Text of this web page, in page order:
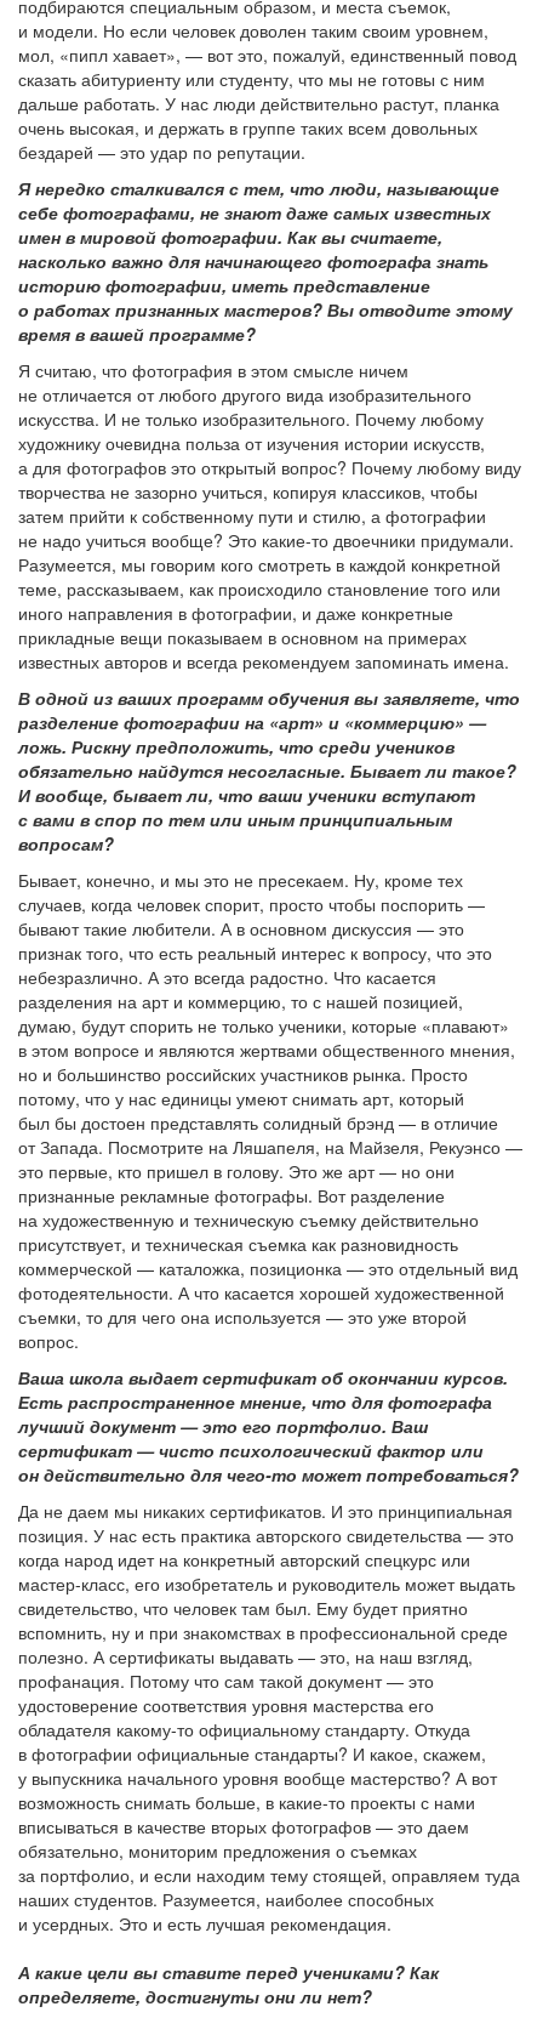
подбираются специальным образом, и места съемок,
и модели. Но если человек доволен таким своим уровнем,
мол, «пипл хавает», — вот это, пожалуй, единственный повод
сказать абитуриенту или студенту, что мы не готовы с ним
дальше работать. У нас люди действительно растут, планка
очень высокая, и держать в группе таких всем довольных
бездарей — это удар по репутации.
Я нередко сталкивался с тем, что люди, называющие
себе фотографами, не знают даже самых известных
имен в мировой фотографии. Как вы считаете,
насколько важно для начинающего фотографа знать
историю фотографии, иметь представление
о работах признанных мастеров? Вы отводите этому
время в вашей программе?
Я считаю, что фотография в этом смысле ничем
не отличается от любого другого вида изобразительного
искусства. И не только изобразительного. Почему любому
художнику очевидна польза от изучения истории искусств,
а для фотографов это открытый вопрос? Почему любому виду
творчества не зазорно учиться, копируя классиков, чтобы
затем прийти к собственному пути и стилю, а фотографии
не надо учиться вообще? Это какие-то двоечники придумали.
Разумеется, мы говорим кого смотреть в каждой конкретной
теме, рассказываем, как происходило становление того или
иного направления в фотографии, и даже конкретные
прикладные вещи показываем в основном на примерах
известных авторов и всегда рекомендуем запоминать имена.
В одной из ваших программ обучения вы заявляете, что
разделение фотографии на «арт» и «коммерцию» —
ложь. Рискну предположить, что среди учеников
обязательно найдутся несогласные. Бывает ли такое?
И вообще, бывает ли, что ваши ученики вступают
с вами в спор по тем или иным принципиальным
вопросам?
Бывает, конечно, и мы это не пресекаем. Ну, кроме тех
случаев, когда человек спорит, просто чтобы поспорить —
бывают такие любители. А в основном дискуссия — это
признак того, что есть реальный интерес к вопросу, что это
небезразлично. А это всегда радостно. Что касается
разделения на арт и коммерцию, то с нашей позицией,
думаю, будут спорить не только ученики, которые «плавают»
в этом вопросе и являются жертвами общественного мнения,
но и большинство российских участников рынка. Просто
потому, что у нас единицы умеют снимать арт, который
был бы достоен представлять солидный брэнд — в отличие
от Запада. Посмотрите на Ляшапеля, на Майзеля, Рекуэнсо —
это первые, кто пришел в голову. Это же арт — но они
признанные рекламные фотографы. Вот разделение
на художественную и техническую съемку действительно
присутствует, и техническая съемка как разновидность
коммерческой — каталожка, позиционка — это отдельный вид
фотодеятельности. А что касается хорошей художественной
съемки, то для чего она используется — это уже второй
вопрос.
Ваша школа выдает сертификат об окончании курсов.
Есть распространенное мнение, что для фотографа
лучший документ — это его портфолио. Ваш
сертификат — чисто психологический фактор или
он действительно для чего-то может потребоваться?
Да не даем мы никаких сертификатов. И это принципиальная
позиция. У нас есть практика авторского свидетельства — это
когда народ идет на конкретный авторский спецкурс или
мастер-класс, его изобретатель и руководитель может выдать
свидетельство, что человек там был. Ему будет приятно
вспомнить, ну и при знакомствах в профессиональной среде
полезно. А сертификаты выдавать — это, на наш взгляд,
профанация. Потому что сам такой документ — это
удостоверение соответствия уровня мастерства его
обладателя какому-то официальному стандарту. Откуда
в фотографии официальные стандарты? И какое, скажем,
у выпускника начального уровня вообще мастерство? А вот
возможность снимать больше, в какие-то проекты с нами
вписываться в качестве вторых фотографов — это даем
обязательно, мониторим предложения о съемках
за портфолио, и если находим тему стоящей, оправляем туда
наших студентов. Разумеется, наиболее способных
и усердных. Это и есть лучшая рекомендация.
А какие цели вы ставите перед учениками? Как
определяете, достигнуты они ли нет?